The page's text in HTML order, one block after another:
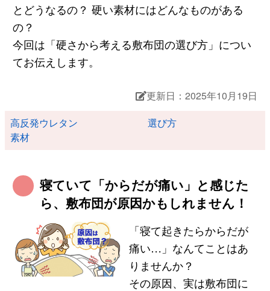
とどうなるの？ 硬い素材にはどんなものがある
の？
今回は「硬さから考える敷布団の選び方」につい
てお伝えします。
更新日：2025年10月19日
高反発ウレタン
選び方
素材
寝ていて「からだが痛い」と感じた
ら、敷布団が原因かもしれません！
「寝て起きたらからだが
痛い…」なんてことはあ
りませんか？
その原因、実は敷布団に